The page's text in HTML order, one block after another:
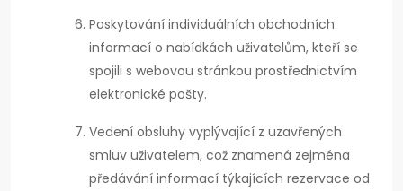
Poskytování individuálních obchodních
informací o nabídkách uživatelům, kteří se
spojili s webovou stránkou prostřednictvím
elektronické pošty.
Vedení obsluhy vyplývající z uzavřených
smluv uživatelem, což znamená zejména
předávání informací týkajících rezervace od